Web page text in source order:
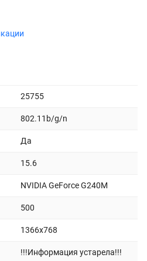
25755
802.11b/g/n
Да
15.6
NVIDIA GeForce G240M
500
1366x768
!!!Информация устарела!!!